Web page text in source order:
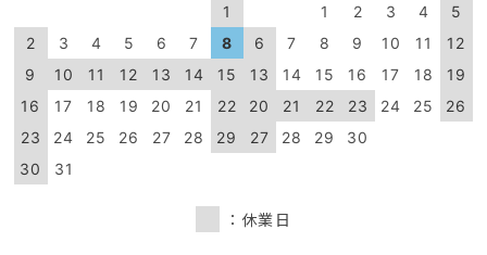
1
2
3 4 5 6 7
8
9
10 11 12 13 14
15
16
17 18 19 20 21
22
23
24 25 26 27 28
29
30
31
1 2 3 4
5
6
7 8 9 10 11
12
13
14 15 16 17 18
19
20
21 22 23 24 25
26
27
28 29 30
：休業日